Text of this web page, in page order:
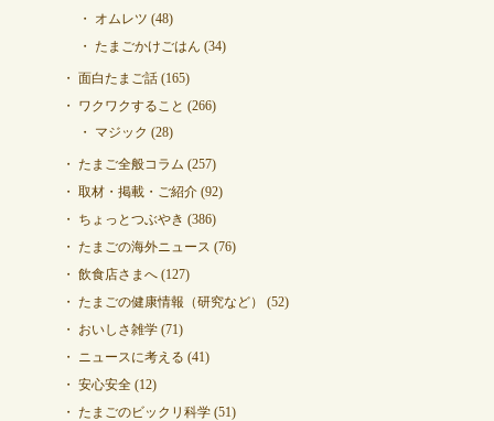
オムレツ (48)
たまごかけごはん (34)
面白たまご話(165)
ワクワクすること (266)
マジック (28)
たまご全般コラム (257)
取材・掲載・ご紹介(92)
ちょっとつぶやき (386)
たまごの海外ニュース (76)
飲食店さまへ(127)
たまごの健康情報（研究など）
(52)
おいしさ雑学(71)
ニュースに考える (41)
安心安全(12)
たまごのビックリ科学(51)